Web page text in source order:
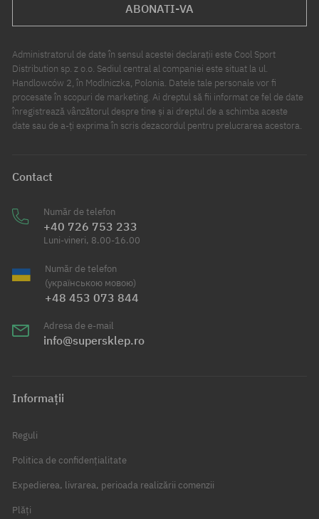
ABONATI-VA
Administratorul de date în sensul acestei declarații este Cool Sport
Distribution sp. z o.o. Sediul central al companiei este situat la ul.
Handlowców 2, în Modlniczka, Polonia. Datele tale personale vor fi
procesate în scopuri de marketing. Ai dreptul să fii informat ce fel de date
înregistrează vânzătorul despre tine și ai dreptul de a schimba aceste
date sau de a-ți exprima în scris dezacordul pentru prelucrarea acestora.
Contact
Număr de telefon
+40 726 753 233
Luni-vineri, 8.00-16.00
Număr de telefon
(українською мовою)
+48 453 073 844
Adresa de e-mail
info@supersklep.ro
Informații
Reguli
Politica de confidențialitate
Expedierea, livrarea, perioada realizării comenzii
Plăți